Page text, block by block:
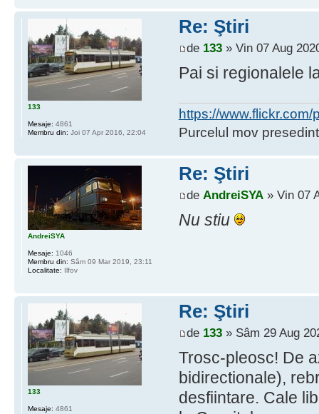
Re: Ştiri
de 133» Vin 07 Aug
Pai si regionalele
https://
Purcelul mov
133
Mesaje: 4861
Membru din: Joi 07 Apr 2016, 22:04
Re: Ştiri
de AndreiSYA» Vin 07
Nu stiu
AndreiSYA
Mesaje: 1046
Membru din: Sâm 09 Mar 2019, 23:11
Localitate: Ilfov
Re: Ştiri
de 133» Sâm 29 Aug
Trosc-pleosc! De
bidirectionale),
desfiintare. Cale
133
Mesaje: 4861